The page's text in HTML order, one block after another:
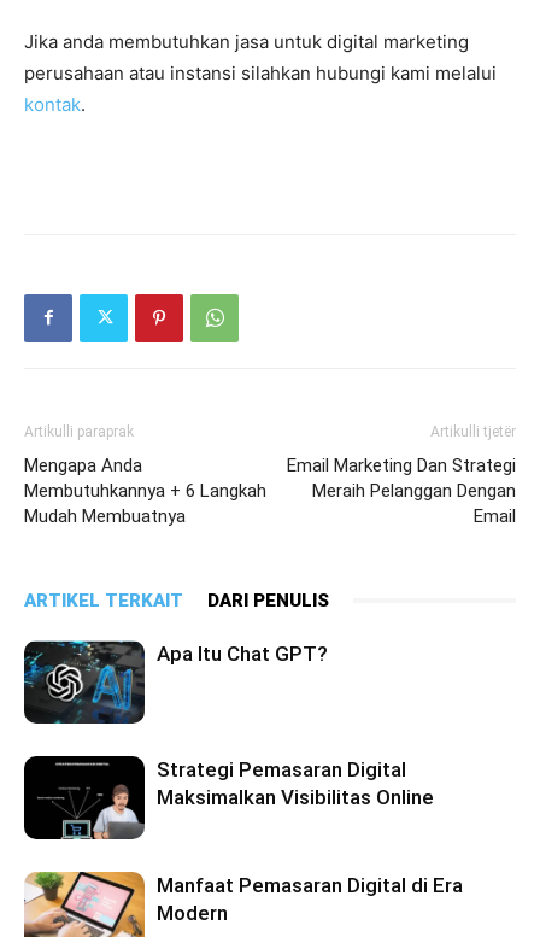
Jika anda membutuhkan jasa untuk digital marketing
perusahaan atau instansi silahkan hubungi kami melalui
kontak.
Artikulli paraprak
Mengapa Anda
Membutuhkannya + 6 Langkah
Mudah Membuatnya
Artikulli tjetër
Email Marketing Dan Strategi
Meraih Pelanggan Dengan
Email
ARTIKEL TERKAIT DARI PENULIS
Apa Itu Chat GPT?
Strategi Pemasaran Digital
Maksimalkan Visibilitas Online
Manfaat Pemasaran Digital di Era
Modern